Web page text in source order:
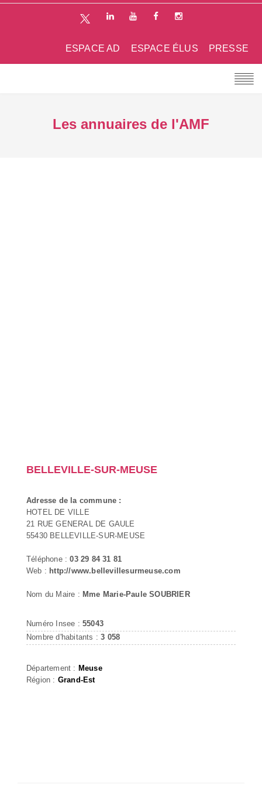
PRESSE
ESPACE ÉLUS
ESPACE AD
Les annuaires de l'AMF
BELLEVILLE-SUR-MEUSE
Adresse de la commune :
HOTEL DE VILLE
21 RUE GENERAL DE GAULE
55430 BELLEVILLE-SUR-MEUSE
Téléphone :03 29 84 31 81
Web : http://www.bellevillesurmeuse.com
Nom du Maire : Mme Marie-Paule SOUBRIER
Numéro Insee : 55043
Nombre d'habitants :3 058
Département : Meuse
Région : Grand-Est